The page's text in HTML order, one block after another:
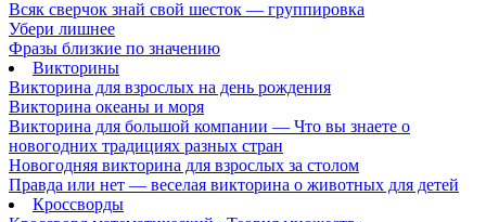
Всяк сверчок знай свой шесток — группировка
Убери лишнее
Фразы близкие по значению
Викторины
Викторина для взрослых на день рождения
Викторина океаны и моря
Викторина для большой компании — Что вы знаете о
новогодних традициях разных стран
Новогодняя викторина для взрослых за столом
Правда или нет — веселая викторина о животных для детей
Кроссворды